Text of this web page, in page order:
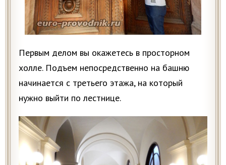
Первым делом вы окажетесь в просторном
холле. Подъем непосредственно на башню
начинается с третьего этажа, на который
нужно выйти по лестнице.